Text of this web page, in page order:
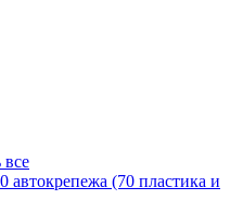
все
(70 пластика и